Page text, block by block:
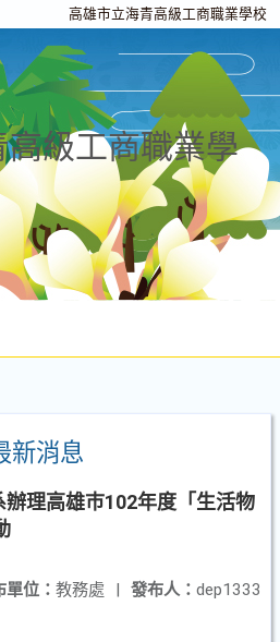
高雄市立海青高級工商職業學校
級工商職業學
新消息
理高雄巿102年度「生活物
發布人： dep1333
單位： 教務處 |